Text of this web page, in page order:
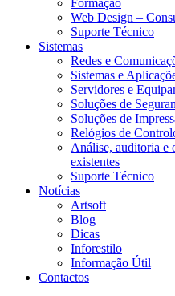
Web Design –
Suporte Técnico
Sistemas
Redes e
Sistemas e
Servidores e
Soluções de
Soluções de
Relógios de
Análise, auditoria e
existentes
Suporte Técnico
Notícias
Artsoft
Blog
Dicas
Inforestilo
Informação Útil
Contactos